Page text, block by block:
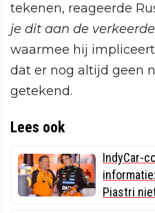
tekenen, reageerde
je dit aan de
waarmee hij
dat er nog altijd geen
getekend.
Lees ook
IndyCar-
Piastri